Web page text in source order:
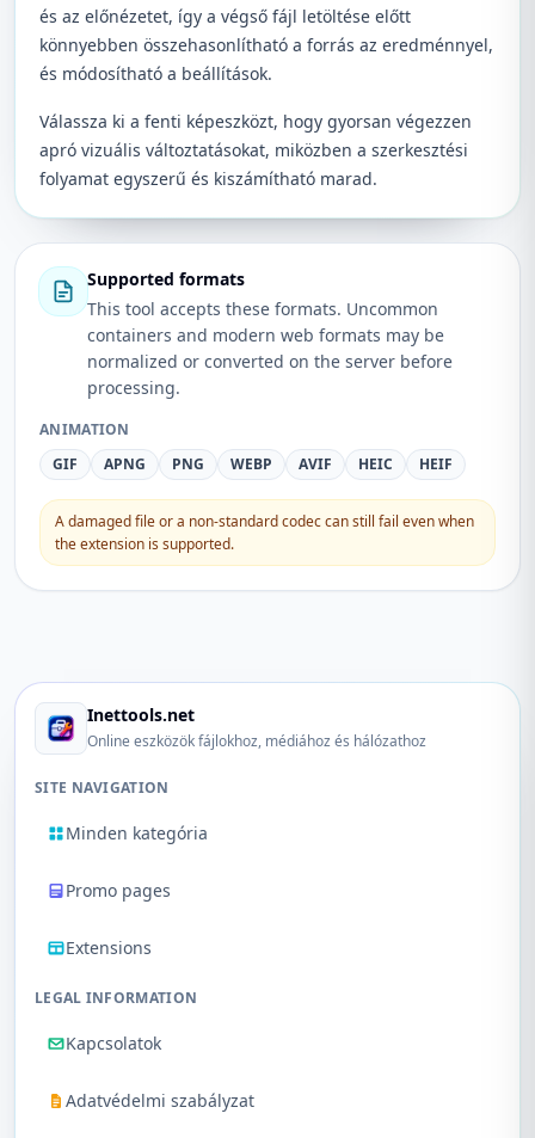
és az előnézetet, így a végső fájl letöltése előtt
könnyebben összehasonlítható a forrás az eredménnyel,
és módosítható a beállítások.
Válassza ki a fenti képeszközt, hogy gyorsan végezzen
apró vizuális változtatásokat, miközben a szerkesztési
folyamat egyszerű és kiszámítható marad.
Supported formats
This tool accepts these formats. Uncommon
containers and modern web formats may be
normalized or converted on the server before
processing.
ANIMATION
GIF
APNG PNG WEBP AVIF HEIC HEIF
A damaged file or a non-standard codec can still fail even when
the extension is supported.
Inettools.net
Online eszközök fájlokhoz, médiához és hálózathoz
SITE NAVIGATION
Minden kategória
Promo pages
Extensions
LEGAL INFORMATION
Kapcsolatok
Adatvédelmi szabályzat